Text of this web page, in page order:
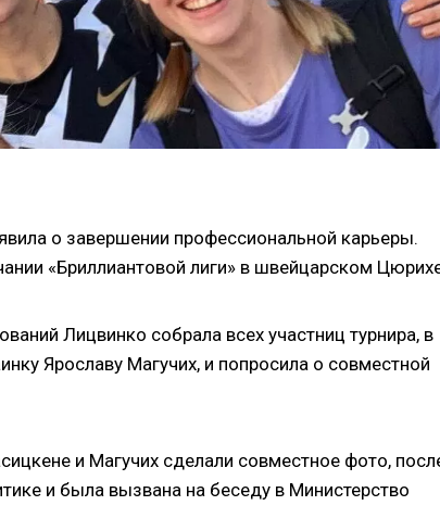
о завершении профессиональной карьеры.
«Бриллиантовой лиги» в швейцарском
Лицвинко собрала всех участниц турнира, в
Ярославу Магучих, и попросила о совместной
и Магучих сделали совместное фото,
и была вызвана на беседу в Министерство